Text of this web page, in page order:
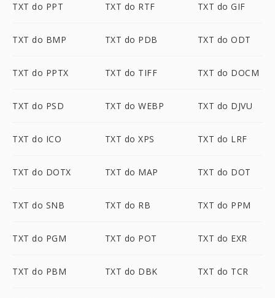
TXT do PPT TXT do RTF TXT do GIF
TXT do BMP TXT do PDB TXT do ODT
TXT do PPTX TXT do TIFF TXT do DOCM
TXT do PSD TXT do WEBP TXT do DJVU
TXT do ICO TXT do XPS TXT do LRF
TXT do DOTX TXT do MAP TXT do DOT
TXT do SNB TXT do RB TXT do PPM
TXT do PGM TXT do POT TXT do EXR
TXT do PBM TXT do DBK TXT do TCR